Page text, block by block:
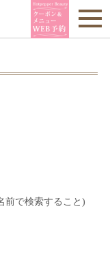
前で検索すること)